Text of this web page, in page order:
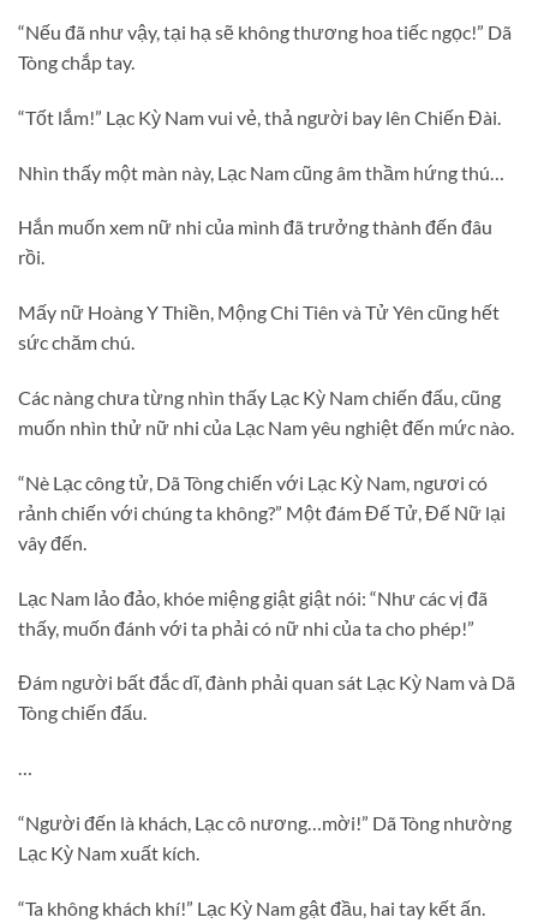
“Nếu đã như vậy, tại hạ sẽ không thương hoa tiếc ngọc!” Dã
Tòng chắp tay.
“Tốt lắm!” Lạc Kỳ Nam vui vẻ, thả người bay lên Chiến Đài.
Nhìn thấy một màn này, Lạc Nam cũng âm thầm hứng thú…
Hắn muốn xem nữ nhi của mình đã trưởng thành đến đâu
rồi.
Mấy nữ Hoàng Y Thiền, Mộng Chi Tiên và Tử Yên cũng hết
sức chăm chú.
Các nàng chưa từng nhìn thấy Lạc Kỳ Nam chiến đấu, cũng
muốn nhìn thử nữ nhi của Lạc Nam yêu nghiệt đến mức nào.
“Nè Lạc công tử, Dã Tòng chiến với Lạc Kỳ Nam, ngươi có
rảnh chiến với chúng ta không?” Một đám Đế Tử, Đế Nữ lại
vây đến.
Lạc Nam lảo đảo, khóe miệng giật giật nói: “Như các vị đã
thấy, muốn đánh với ta phải có nữ nhi của ta cho phép!”
Đám người bất đắc dĩ, đành phải quan sát Lạc Kỳ Nam và Dã
Tòng chiến đấu.
…
“Người đến là khách, Lạc cô nương…mời!” Dã Tòng nhường
Lạc Kỳ Nam xuất kích.
“Ta không khách khí!” Lạc Kỳ Nam gật đầu, hai tay kết ấn.